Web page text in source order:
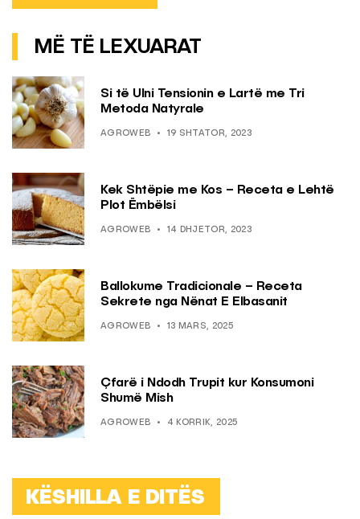
MË TË LEXUARAT
Si të Ulni Tensionin e Lartë me Tri
Metoda Natyrale
AGROWEB 19 SHTATOR, 2023
Kek Shtëpie me Kos – Receta e Lehtë
Plot Ëmbëlsi
AGROWEB 14 DHJETOR, 2023
Ballokume Tradicionale – Receta
Sekrete nga Nënat E Elbasanit
AGROWEB 13 MARS, 2025
Çfarë i Ndodh Trupit kur Konsumoni
Shumë Mish
AGROWEB 4 KORRIK, 2025
KËSHILLA E DITËS